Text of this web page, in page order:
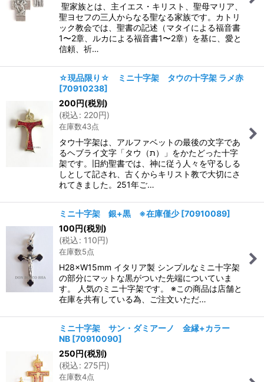
聖家族とは、主イエス・キリスト、聖母マリア、
聖ヨセフの三人からなる聖なる家族です。カトリ
ック教会では、聖書の記述（マタイによる福音書
1〜2章、ルカによる福音書1〜2章）を基に、愛と
信頼、祈…
☆現品限り☆ ミニ十字架 タウの十字架 ラメ赤
[70910238]
200円(税別)
(税込: 220円)
在庫数43点
タウ十字架は、アルファベットの最後の文字であ
るヘブライ文字「タウ（ת）」をかたどった十字
架です。旧約聖書では、神に従う人々を守るしる
しとして記され、古くからキリスト教で大切にさ
れてきました。251年ご…
ミニ十字架 銀+黒 ※在庫僅少 [70910089]
100円(税別)
(税込: 110円)
在庫数5点
H28×W15mm イタリア製 シンプルなミニ十字架
の部分にマットな黒がついた先端についていま
す。 人気のミニ十字架です。 ※この商品は店舗と
在庫を共有している為、ご注文いただ…
ミニ十字架 サン・ダミアーノ 金縁+カラー
NB [70910090]
250円(税別)
(税込: 275円)
在庫数4点